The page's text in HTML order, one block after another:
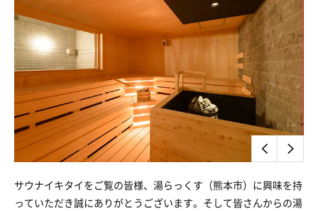
サウナイキタイをご覧の皆様、湯らっくす（熊本市）に興味を持
っていただき誠にありがとうございます。そして皆さんからの湯